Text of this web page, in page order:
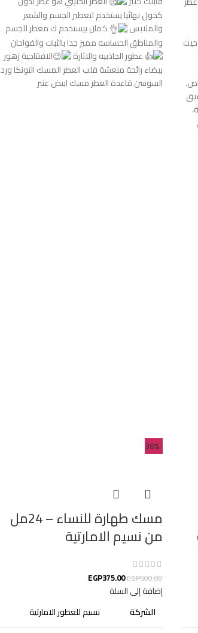
حيث
كحول نهائيا يستخدم لتعطير الجسم والشعر
والملابس
كمان بيستخدم ك معطر للجسم
والمناطق الحساسه مميز جدا بالثبات والفواحان
عطور الجاذبيه والاثارة
الافتتاحية زهور
بيضاء رائحة منعشة قلب العطر المسك التونكا ورد
السوسن قاعدة العطر مسك ابيض عنبر
-38%
مسك طهارة للنساء – 24مل
من نسيم الامارتية
EGP600.00
EGP375.00
إضافة إلى السلة
الشركة
نسيم للعطور الامارتية